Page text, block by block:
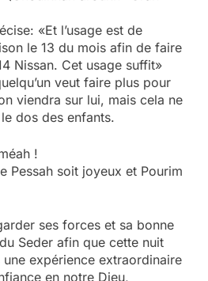
«Et l’usage est de
le 13 du mois afin de faire
Nissan. Cet usage suffit»
veut faire plus pour
viendra sur lui, mais cela ne
dos des enfants.
!
Pessah soit joyeux et Pourim
ses forces et sa bonne
Seder afin que cette nuit
expérience extraordinaire
en notre Dieu,